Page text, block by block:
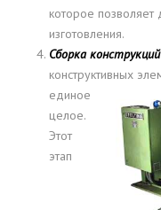
которое позволяет
изготовления.
Сборка конструкций
конструктивных
единое
целое.
Этот
этап